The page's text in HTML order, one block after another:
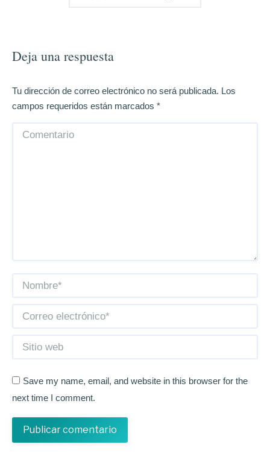
Deja una respuesta
Tu dirección de correo electrónico no será publicada. Los
campos requeridos están marcados *
Comentario
Nombre *
Correo electrónico *
Sitio web
Save my name, email, and website in this browser for the
next time I comment.
Publicar comentario